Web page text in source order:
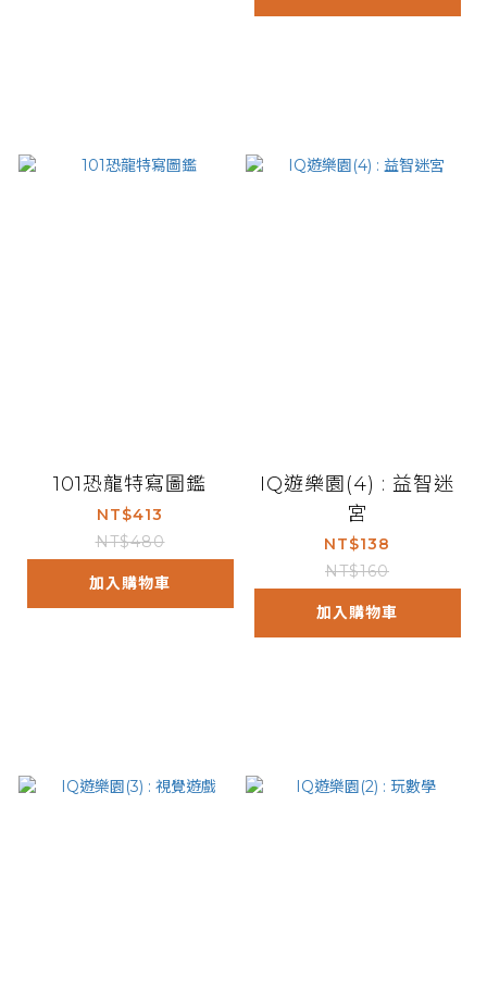
101恐龍特寫圖鑑
NT$413
NT$480
加入購物車
IQ遊樂園(4) : 益智迷
宮
NT$138
NT$160
加入購物車